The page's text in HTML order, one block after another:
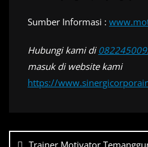
Sumber Informasi :
Hubungi kami di
masuk di website kami
https://
Trainer Motivator